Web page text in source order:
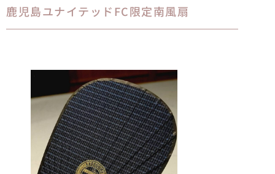
鹿児島ユナイテッドFC限定南風扇